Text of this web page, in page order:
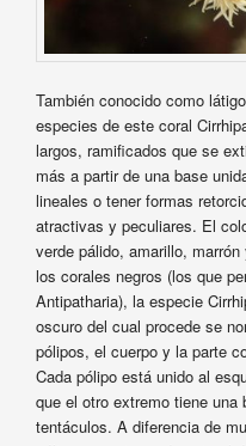
También conocido como
especies de este coral
largos, ramificados que se
más a partir de una base
lineales o tener formas
atractivas y peculiares. El
verde pálido, amarillo,
los corales negros (los que
Antipatharia), la especie
oscuro del cual procede se
pólipos, el cuerpo y la parte
Cada pólipo está unido al
que el otro extremo tiene una
tentáculos. A diferencia de